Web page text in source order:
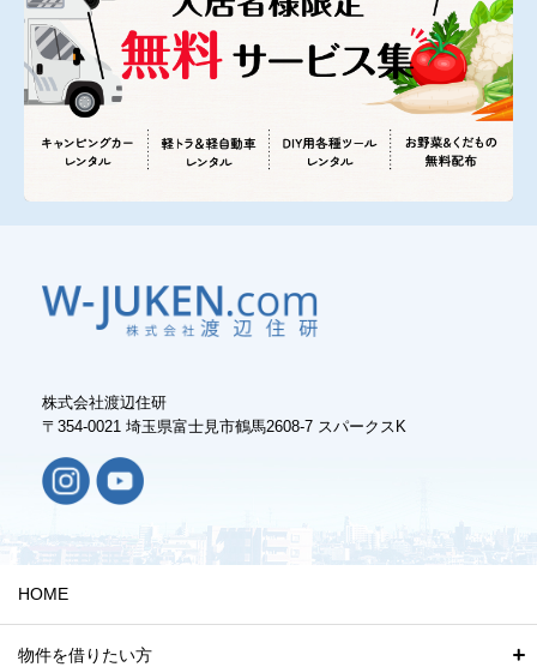
株式会社渡辺住研
〒354-0021 埼玉県富士見市鶴馬2608-7 スパークスK
HOME
物件を借りたい方